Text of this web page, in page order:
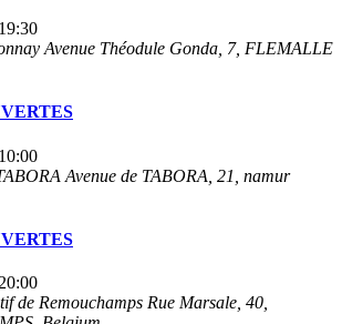
Avenue Théodule Gonda, 7, FLEMALLE
Avenue de TABORA, 21, namur
de Remouchamps Rue Marsale, 40,